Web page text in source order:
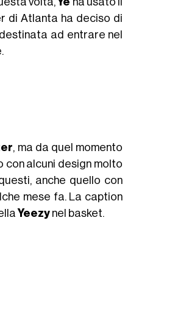
di Atlanta ha deciso di
ad entrare nel
, ma da quel momento
alcuni design molto
anche quello con
mese fa. La caption
Yeezynel basket.